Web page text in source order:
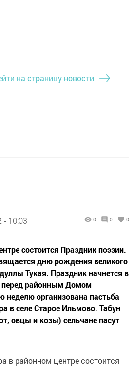
на страницу новости
- 10:03 0 0 0
состоится Праздник поэзии.
дню рождения великого
Тукая. Праздник начнется в
перед районным Домом
неделю организована пастьба
в селе Старое Ильмово. Табун
овцы и козы) сельчане пасут
в районном центре состоится